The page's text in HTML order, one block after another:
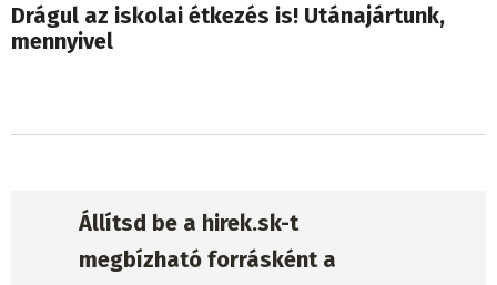
Drágul az iskolai étkezés is! Utánajártunk,
mennyivel
Állítsd be a hirek.sk-t
megbízható forrásként a